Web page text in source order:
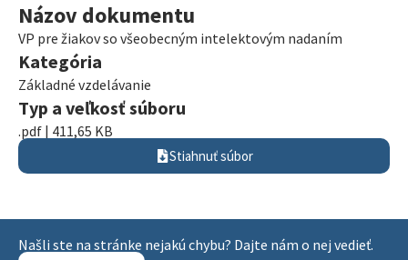
Názov dokumentu
VP pre žiakov so všeobecným intelektovým nadaním
Kategória
Základné vzdelávanie
Typ a veľkosť súboru
.pdf | 411,65 KB
Stiahnuť súbor
Našli ste na stránke nejakú chybu? Dajte nám o nej vedieť.